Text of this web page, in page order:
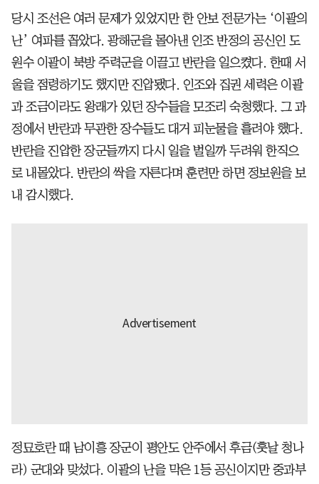
당시 조선은 여러 문제가 있었지만 한 안보 전문가는 ‘이괄의
난’ 여파를 꼽았다. 광해군을 몰아낸 인조 반정의 공신인 도
원수 이괄이 북방 주력군을 이끌고 반란을 일으켰다. 한때 서
울을 점령하기도 했지만 진압됐다. 인조와 집권 세력은 이괄
과 조금이라도 왕래가 있던 장수들을 모조리 숙청했다. 그 과
정에서 반란과 무관한 장수들도 대거 피눈물을 흘려야 했다.
반란을 진압한 장군들까지 다시 일을 벌일까 두려워 한직으
로 내몰았다. 반란의 싹을 자른다며 훈련만 하면 정보원을 보
내 감시했다.
정묘호란 때 남이흥 장군이 평안도 안주에서 후금(훗날 청나
라) 군대와 맞섰다. 이괄의 난을 막은 1등 공신이지만 중과부